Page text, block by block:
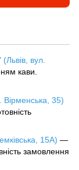
вул.
кави.
Вірменська, 35)
15А) —
замовлення